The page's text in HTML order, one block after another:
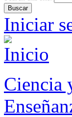
Iniciar
Ciencia